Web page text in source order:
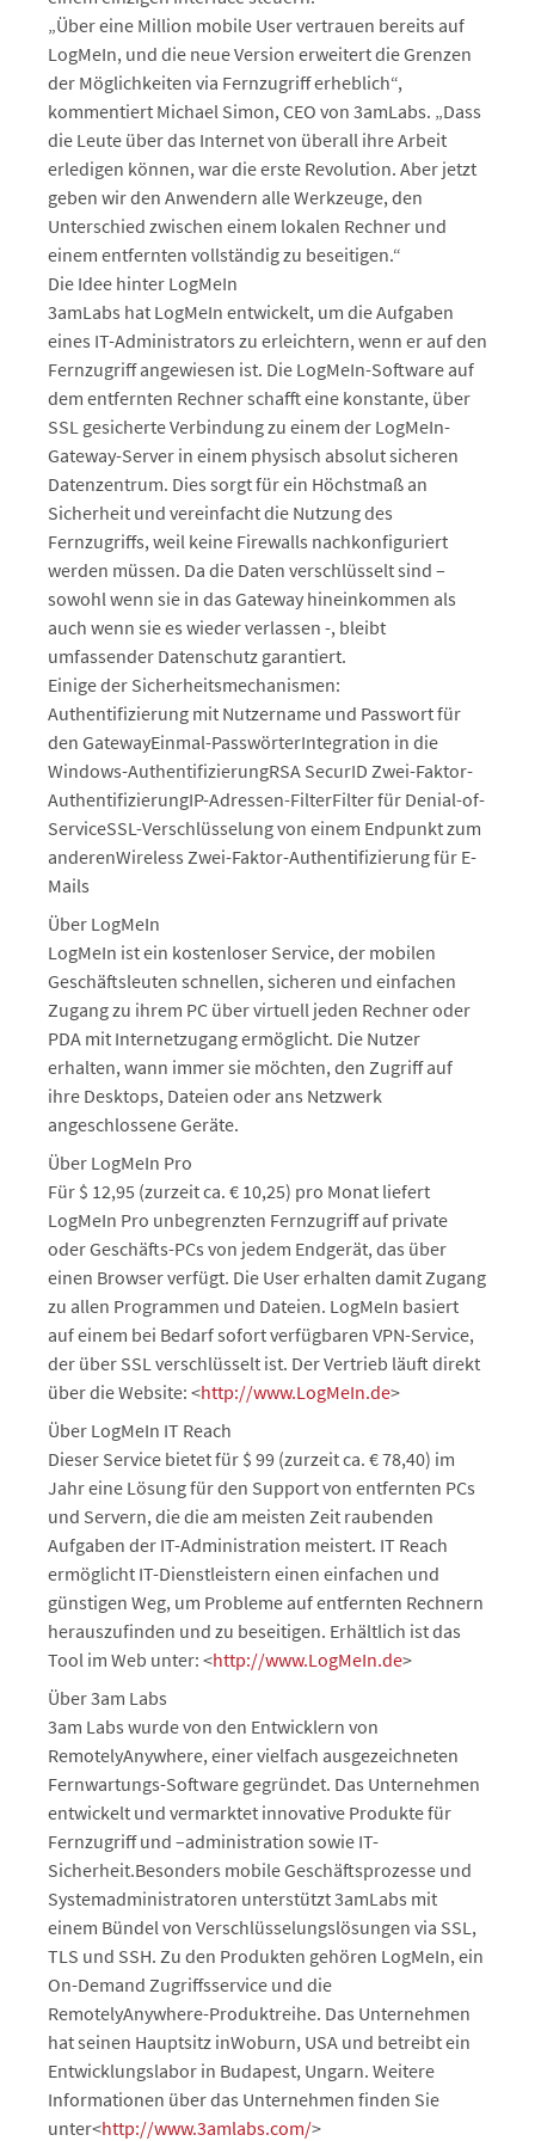
„Über eine Million mobile User vertrauen bereits auf
LogMeIn, und die neue Version erweitert die Grenzen
der Möglichkeiten via Fernzugriff erheblich“,
kommentiert Michael Simon, CEO von 3amLabs. „Dass
die Leute über das Internet von überall ihre Arbeit
erledigen können, war die erste Revolution. Aber jetzt
geben wir den Anwendern alle Werkzeuge, den
Unterschied zwischen einem lokalen Rechner und
einem entfernten vollständig zu beseitigen.“
Die Idee hinter LogMeIn
3amLabs hat LogMeIn entwickelt, um die Aufgaben
eines IT-Administrators zu erleichtern, wenn er auf den
Fernzugriff angewiesen ist. Die LogMeIn-Software auf
dem entfernten Rechner schafft eine konstante, über
SSL gesicherte Verbindung zu einem der LogMeIn-
Gateway-Server in einem physisch absolut sicheren
Datenzentrum. Dies sorgt für ein Höchstmaß an
Sicherheit und vereinfacht die Nutzung des
Fernzugriffs, weil keine Firewalls nachkonfiguriert
werden müssen. Da die Daten verschlüsselt sind –
sowohl wenn sie in das Gateway hineinkommen als
auch wenn sie es wieder verlassen -, bleibt
umfassender Datenschutz garantiert.
Einige der Sicherheitsmechanismen:
Authentifizierung mit Nutzername und Passwort für
den GatewayEinmal-PasswörterIntegration in die
Windows-AuthentifizierungRSA SecurID Zwei-Faktor-
AuthentifizierungIP-Adressen-FilterFilter für Denial-of-
ServiceSSL-Verschlüsselung von einem Endpunkt zum
anderenWireless Zwei-Faktor-Authentifizierung für E-
Mails
Über LogMeIn
LogMeIn ist ein kostenloser Service, der mobilen
Geschäftsleuten schnellen, sicheren und einfachen
Zugang zu ihrem PC über virtuell jeden Rechner oder
PDA mit Internetzugang ermöglicht. Die Nutzer
erhalten, wann immer sie möchten, den Zugriff auf
ihre Desktops, Dateien oder ans Netzwerk
angeschlossene Geräte.
Über LogMeIn Pro
Für $ 12,95 (zurzeit ca. € 10,25) pro Monat liefert
LogMeIn Pro unbegrenzten Fernzugriff auf private
oder Geschäfts-PCs von jedem Endgerät, das über
einen Browser verfügt. Die User erhalten damit Zugang
zu allen Programmen und Dateien. LogMeIn basiert
auf einem bei Bedarf sofort verfügbaren VPN-Service,
der über SSL verschlüsselt ist. Der Vertrieb läuft direkt
über die Website: <http://www.LogMeIn.de>
Über LogMeIn IT Reach
Dieser Service bietet für $ 99 (zurzeit ca. € 78,40) im
Jahr eine Lösung für den Support von entfernten PCs
und Servern, die die am meisten Zeit raubenden
Aufgaben der IT-Administration meistert. IT Reach
ermöglicht IT-Dienstleistern einen einfachen und
günstigen Weg, um Probleme auf entfernten Rechnern
herauszufinden und zu beseitigen. Erhältlich ist das
Tool im Web unter: <http://www.LogMeIn.de>
Über 3am Labs
3am Labs wurde von den Entwicklern von
RemotelyAnywhere, einer vielfach ausgezeichneten
Fernwartungs-Software gegründet. Das Unternehmen
entwickelt und vermarktet innovative Produkte für
Fernzugriff und –administration sowie IT-
Sicherheit.Besonders mobile Geschäftsprozesse und
Systemadministratoren unterstützt 3amLabs mit
einem Bündel von Verschlüsselungslösungen via SSL,
TLS und SSH. Zu den Produkten gehören LogMeIn, ein
On-Demand Zugriffsservice und die
RemotelyAnywhere-Produktreihe. Das Unternehmen
hat seinen Hauptsitz inWoburn, USA und betreibt ein
Entwicklungslabor in Budapest, Ungarn. Weitere
Informationen über das Unternehmen finden Sie
unter<http://www.3amlabs.com/>